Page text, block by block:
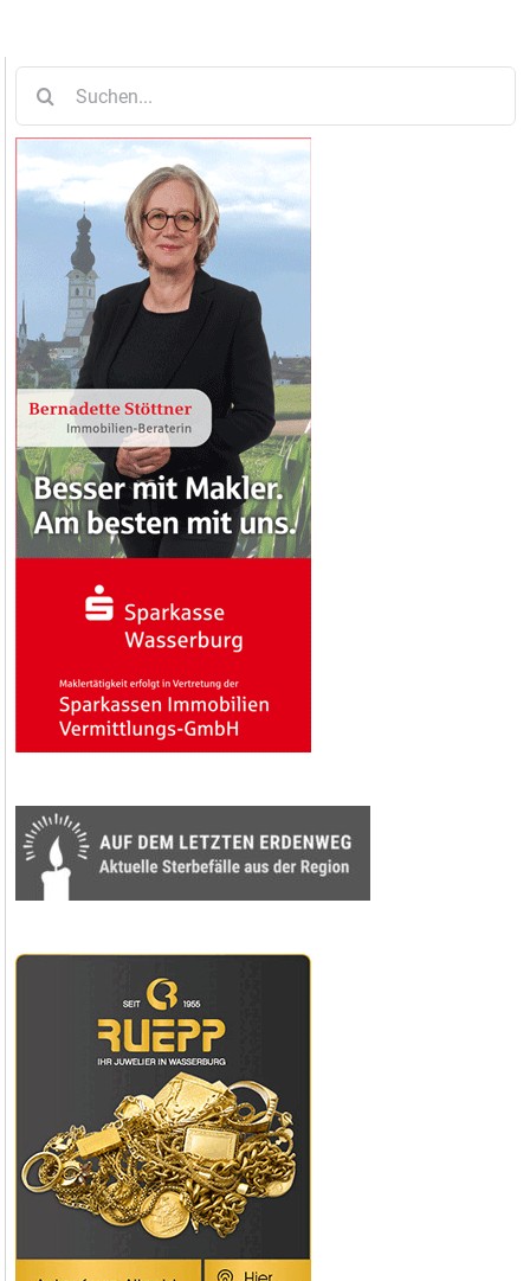
nach: